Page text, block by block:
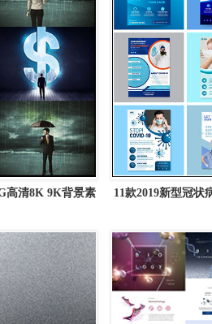
高清8K 9K背景素
11款2019新型冠状